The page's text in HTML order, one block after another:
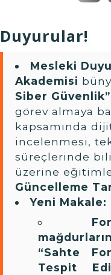
Duyurular!
Mesleki
Akademisi
Siber Güvenlik”
görev almaya
kapsamında
incelenmesi,
süreçlerinde
üzerine
Güncelleme
Yeni Makale:
“Sahte
Tespit